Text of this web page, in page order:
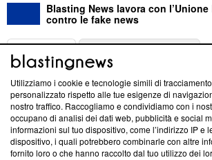
Blasting News lavora con
contro le fake news
ABOUT
Questa sezione offre informazioni
News, sui nostri processi editoriali e su
creare news di qualità. Inoltre, afferma la
‘Trust Project - News with Integrity’Blasting
ancora membro del programma, ma ha
Utilizziamo i cookie e tecnologie simili di
personalizzato rispetto alle tue esigenze di
nostro traffico. Raccogliamo e condividiamo con i
occupano di analisi dei dati web, pubblicità e social
informazioni sul tuo dispositivo, come l’indirizzo IP e
dispositivo, i quali potrebbero combinarle con altre
fornito loro o che hanno raccolto dal tuo utilizzo dei